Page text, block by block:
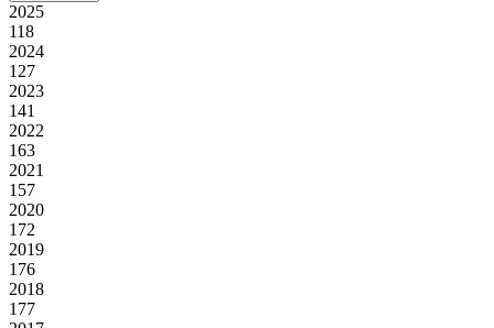
2025
118
2024
127
2023
141
2022
163
2021
157
2020
172
2019
176
2018
177